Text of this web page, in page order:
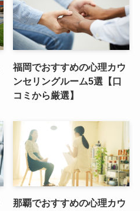
福岡でおすすめの心理カウ
ンセリングルーム5選【口
コミから厳選】
那覇でおすすめの心理カウ